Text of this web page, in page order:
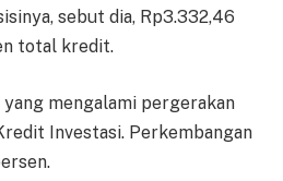
sebut dia, Rp3.332,46
total kredit.
mengalami pergerakan
Investasi. Perkembangan